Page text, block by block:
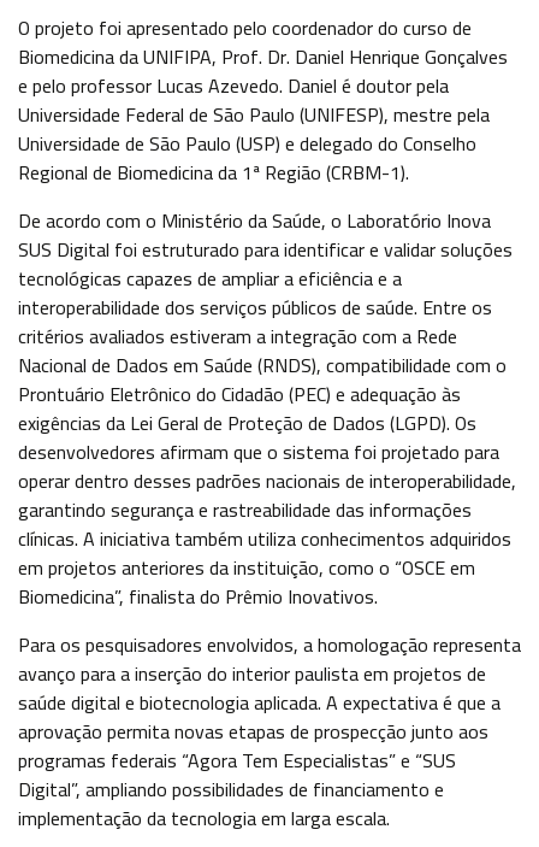
O projeto foi apresentado pelo coordenador do curso de
Biomedicina da UNIFIPA, Prof. Dr. Daniel Henrique Gonçalves
e pelo professor Lucas Azevedo. Daniel é doutor pela
Universidade Federal de São Paulo (UNIFESP), mestre pela
Universidade de São Paulo (USP) e delegado do Conselho
Regional de Biomedicina da 1ª Região (CRBM-1).
De acordo com o Ministério da Saúde, o Laboratório Inova
SUS Digital foi estruturado para identificar e validar soluções
tecnológicas capazes de ampliar a eficiência e a
interoperabilidade dos serviços públicos de saúde. Entre os
critérios avaliados estiveram a integração com a Rede
Nacional de Dados em Saúde (RNDS), compatibilidade com o
Prontuário Eletrônico do Cidadão (PEC) e adequação às
exigências da Lei Geral de Proteção de Dados (LGPD). Os
desenvolvedores afirmam que o sistema foi projetado para
operar dentro desses padrões nacionais de interoperabilidade,
garantindo segurança e rastreabilidade das informações
clínicas. A iniciativa também utiliza conhecimentos adquiridos
em projetos anteriores da instituição, como o “OSCE em
Biomedicina”, finalista do Prêmio Inovativos.
Para os pesquisadores envolvidos, a homologação representa
avanço para a inserção do interior paulista em projetos de
saúde digital e biotecnologia aplicada. A expectativa é que a
aprovação permita novas etapas de prospecção junto aos
programas federais “Agora Tem Especialistas” e “SUS
Digital”, ampliando possibilidades de financiamento e
implementação da tecnologia em larga escala.